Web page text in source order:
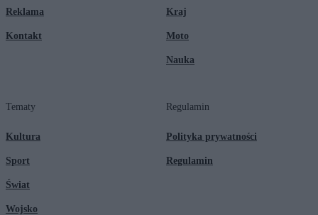
Reklama
Kontakt
Kraj
Moto
Nauka
Tematy
Kultura
Sport
Świat
Wojsko
Regulamin
Polityka prywatności
Regulamin